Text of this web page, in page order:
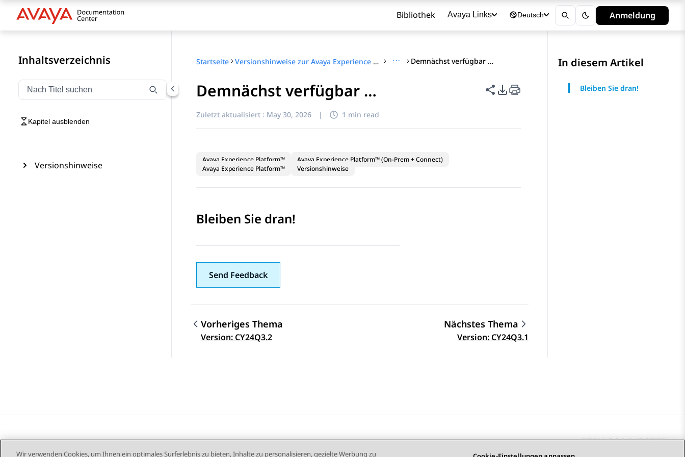
Bibliothek Avaya Links Deutsch Anmeldung
Inhaltsverzeichnis
Navigation nach Titel filtern
Geben Sie Text ein, um Navigationselemente nach Titel zu filtern.
Kapitel ausblenden
Versionshinweise
Startseite Versionshinweise zur Avaya Experience Platform ··· Demnächst verfügbar …
Demnächst verfügbar … Diese Seite teilen
PDF-Exportoptionen
Zuletzt aktualisiert : May 30, 2026 | 1 min read
Avaya Experience Platform™
Avaya Experience Platform™ (On-Prem + Connect)
Avaya Experience Platform™
Versionshinweise
Bleiben Sie dran!
Send Feedback
Themennavigation
Vorheriges Thema
Version: CY24Q3.2
Nächstes Thema
Version: CY24Q3.1
In diesem Artikel
Bleiben Sie dran!
STAY CONNECTED
Wir verwenden Cookies, um Ihnen ein optimales Surferlebnis zu bieten, Inhalte zu personalisieren, gezielte Werbung zu